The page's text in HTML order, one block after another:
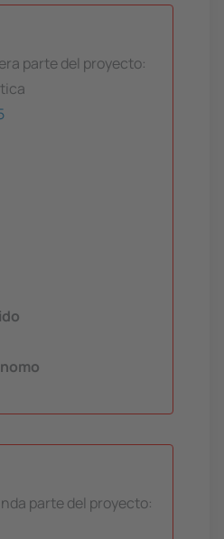
parte del proyecto:
parte del proyecto: